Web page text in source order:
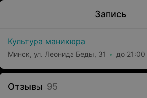
Запись
Культура маникюра
Минск, ул. Леонида Беды, 31 до 21:00
Отзывы 95